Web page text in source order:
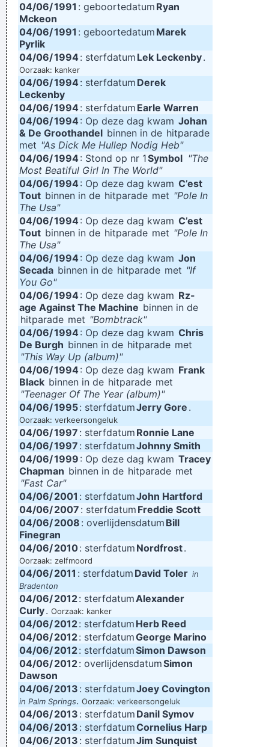
04/06/1991 : geboortedatum Ryan
Mckeon
04/06/1991 : geboortedatum Marek
Pyrlik
04/06/1994: sterfdatum Lek Leckenby.
Oorzaak: kanker
04/06/1994 : sterfdatum Derek
Leckenby
04/06/1994: sterfdatum Earle Warren
04/06/1994 : Op deze dag kwam Johan
& De Groothandel binnen in de hitparade
met "As Dick Me Hullep Nodig Heb"
04/06/1994: Stond op nr 1Symbol "The
Most Beatiful Girl In The World"
04/06/1994 : Op deze dag kwam C’est
Tout binnen in de hitparade met "Pole In
The Usa"
04/06/1994: Op deze dag kwam C’est
Tout binnen in de hitparade met "Pole In
The Usa"
04/06/1994 : Op deze dag kwam Jon
Secada binnen in de hitparade met "If
You Go"
04/06/1994: Op deze dag kwam Rz-
age Against The Machine binnen in de
hitparade met "Bombtrack"
04/06/1994 : Op deze dag kwam Chris
De Burgh binnen in de hitparade met
"This Way Up (album)"
04/06/1994: Op deze dag kwam Frank
Black binnen in de hitparade met
"Teenager Of The Year (album)"
04/06/1995: sterfdatumJerry Gore .
Oorzaak: verkeersongeluk
04/06/1997 : sterfdatum Ronnie Lane
04/06/1997 : sterfdatumJohnny Smith
04/06/1999 : Op deze dag kwam Tracey
Chapman binnen in de hitparade met
"Fast Car"
04/06/2001 : sterfdatumJohn Hartford
04/06/2007 : sterfdatum Freddie Scott
04/06/2008 : overlijdensdatum Bill
Finegran
04/06/2010: sterfdatum Nordfrost.
Oorzaak: zelfmoord
04/06/2011 : sterfdatum David Toler in
Bradenton
04/06/2012: sterfdatumAlexander
Curly. Oorzaak: kanker
04/06/2012: sterfdatum Herb Reed
04/06/2012: sterfdatumGeorge Marino
04/06/2012: sterfdatumSimon Dawson
04/06/2012: overlijdensdatumSimon
Dawson
04/06/2013 : sterfdatumJoey Covington
in Palm Springs. Oorzaak: verkeersongeluk
04/06/2013 : sterfdatum Danil Symov
04/06/2013 : sterfdatumCornelius Harp
04/06/2013 : sterfdatumJim Sunquist